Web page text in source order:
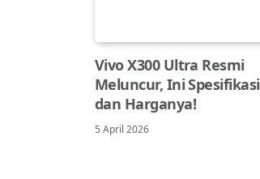
Vivo X300 Ultra Resmi
Meluncur, Ini Spesifikasi
dan Harganya!
5 April 2026